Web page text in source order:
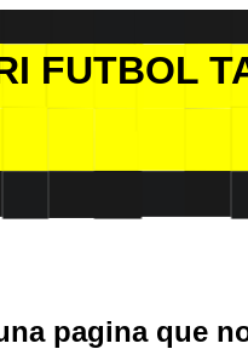
FUTBOL
pagina que